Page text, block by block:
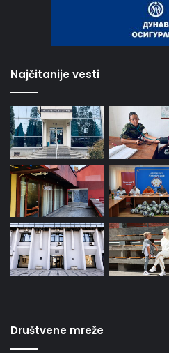
Najčitanije vesti
Društvene mreže